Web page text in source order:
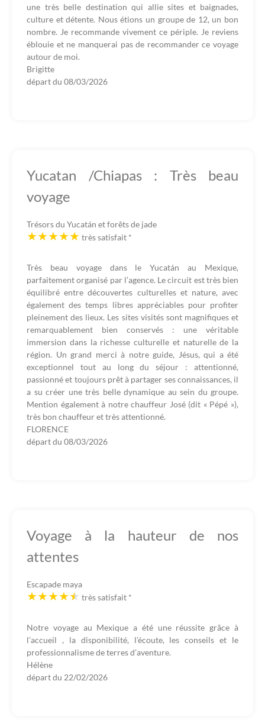
une très belle destination qui allie sites et baignades,
culture et détente. Nous étions un groupe de 12, un bon
nombre. Je recommande vivement ce périple. Je reviens
éblouie et ne manquerai pas de recommander ce voyage
autour de moi.
Brigitte
départ du 08/03/2026
Yucatan /Chiapas : Très beau
voyage
Trésors du Yucatán et forêts de jade
très satisfait *
Très beau voyage dans le Yucatán au Mexique,
parfaitement organisé par l’agence. Le circuit est très bien
équilibré entre découvertes culturelles et nature, avec
également des temps libres appréciables pour profiter
pleinement des lieux. Les sites visités sont magnifiques et
remarquablement bien conservés : une véritable
immersion dans la richesse culturelle et naturelle de la
région. Un grand merci à notre guide, Jésus, qui a été
exceptionnel tout au long du séjour : attentionné,
passionné et toujours prêt à partager ses connaissances, il
a su créer une très belle dynamique au sein du groupe.
Mention également à notre chauffeur José (dit « Pépé »),
très bon chauffeur et très attentionné.
FLORENCE
départ du 08/03/2026
Voyage à la hauteur de nos
attentes
Escapade maya
très satisfait *
Notre voyage au Mexique a été une réussite grâce à
l’accueil , la disponibilité, l’écoute, les conseils et le
professionnalisme de terres d’aventure.
Hélène
départ du 22/02/2026